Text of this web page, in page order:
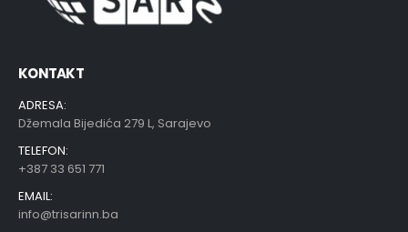
KONTAKT
ADRESA:
Džemala Bijedića 279 L, Sarajevo
TELEFON:
+387 33 651 771
EMAIL:
info@trisarinn.ba